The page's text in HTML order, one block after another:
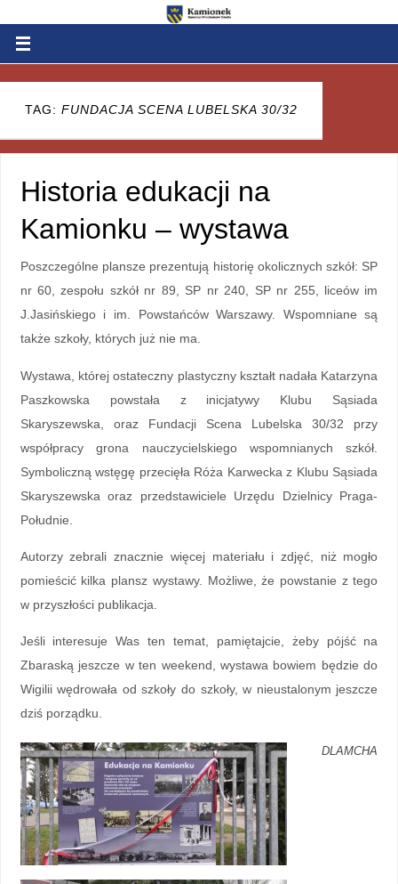
TAG: FUNDACJA SCENA LUBELSKA 30/32
Historia edukacji na
Kamionku – wystawa
Poszczególne plansze prezentują historię okolicznych szkół: SP
nr 60, zespołu szkół nr 89, SP nr 240, SP nr 255, liceów im
J.Jasińskiego i im. Powstańców Warszawy. Wspomniane są
także szkoły, których już nie ma.
Wystawa, której ostateczny plastyczny kształt nadała Katarzyna
Paszkowska powstała z inicjatywy Klubu Sąsiada
Skaryszewska, oraz Fundacji Scena Lubelska 30/32 przy
współpracy grona nauczycielskiego wspomnianych szkół.
Symboliczną wstęgę przecięła Róża Karwecka z Klubu Sąsiada
Skaryszewska oraz przedstawiciele Urzędu Dzielnicy Praga-
Południe.
Autorzy zebrali znacznie więcej materiału i zdjęć, niż mogło
pomieścić kilka plansz wystawy. Możliwe, że powstanie z tego
w przyszłości publikacja.
Jeśli interesuje Was ten temat, pamiętajcie, żeby pójść na
Zbaraską jeszcze w ten weekend, wystawa bowiem będzie do
Wigilii wędrowała od szkoły do szkoły, w nieustalonym jeszcze
dziś porządku.
DLAMCHA